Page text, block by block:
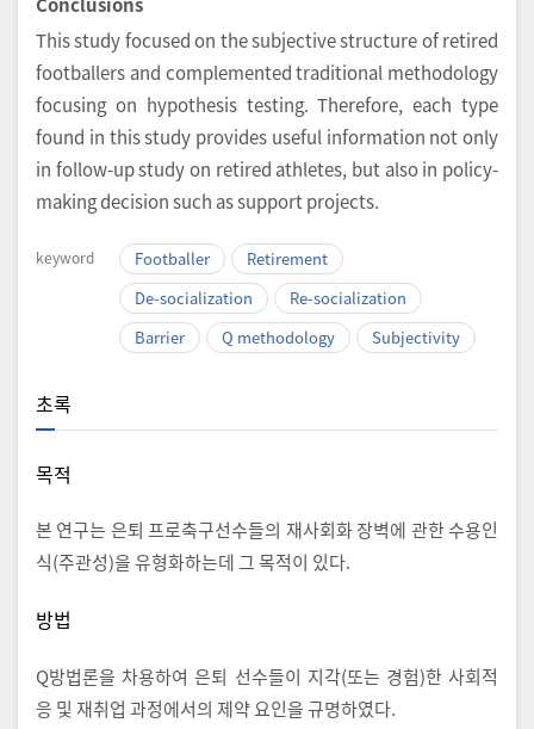
This study focused on the subjective structure of retired
footballers and complemented traditional methodology
focusing on hypothesis testing. Therefore, each type
found in this study provides useful information not only
in follow-up study on retired athletes, but also in policy-
making decision such as support projects.
keyword Footballer
Retirement
De-socialization
Re-socialization
Barrier
Q methodology Subjectivity
초록
목적
본 연구는 은퇴 프로축구선수들의 재사회화 장벽에 관한 수용인
식(주관성)을 유형화하는데 그 목적이 있다.
방법
Q방법론을 차용하여 은퇴 선수들이 지각(또는 경험)한 사회적
응 및 재취업 과정에서의 제약 요인을 규명하였다.